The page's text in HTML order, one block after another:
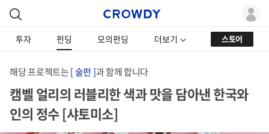
투자 펀딩 모의펀딩 더보기 스토어
해당 프로젝트는[ 술펀 ]과 함께 합니다
캠벨 얼리의 러블리한 색과 맛을 담아낸 한국와
인의 정수 [샤토미소]